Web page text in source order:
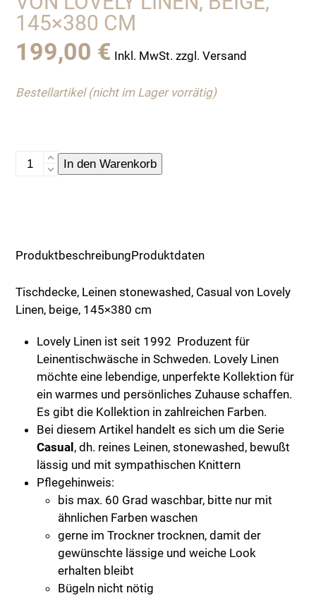
145×380 CM
199,00 € Inkl. MwSt. zzgl. Versand
Bestellartikel (nicht im Lager vorrätig)
Tischdecke,
Lovely
145x380
cm
Menge
In den Warenkorb
ProduktbeschreibungProduktdaten
Tischdecke, Leinen stonewashed, Casual von Lovely
Linen, beige, 145×380 cm
Lovely Linen ist seit 1992 Produzent für
Leinentischwäsche in Schweden. Lovely Linen
möchte eine lebendige, unperfekte Kollektion für
ein warmes und persönliches Zuhause schaffen.
Es gibt die Kollektion in zahlreichen Farben.
Bei diesem Artikel handelt es sich um die Serie
Casual , dh. reines Leinen, stonewashed, bewußt
lässig und mit sympathischen Knittern
Pflegehinweis:
bis max. 60 Grad waschbar, bitte nur mit
ähnlichen Farben waschen
gerne im Trockner trocknen, damit der
gewünschte lässige und weiche Look
erhalten bleibt
Bügeln nicht nötig